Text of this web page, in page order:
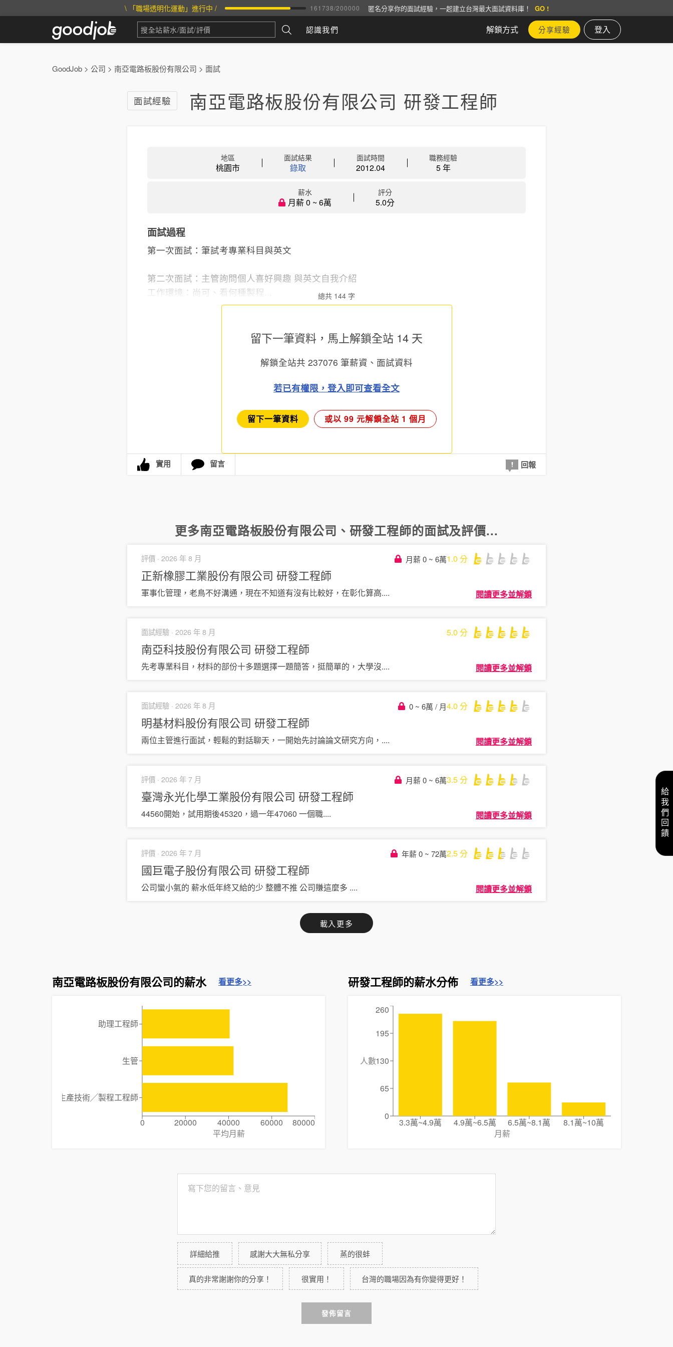
\ 「職場透明化運動」進行中 / 161738/200000 匿名分享你的面試經驗，一起建立台灣最大面試資料庫！ GO !
認識我們 解鎖方式 分享經驗 登入
GoodJob > 公司 > 南亞電路板股份有限公司 > 面試
面試經驗 南亞電路板股份有限公司 研發工程師
地區
桃園市
面試結果
錄取
面試時間
2012.04
職務經驗
5 年
薪水
月薪 0 ~ 6萬
評分
5.0分
面試過程
第一次面試：筆試考專業科目與英文
第二次面試：主管詢問個人喜好興趣 與英文自我介紹
工作環境：尚可、看何種製程...
總共 144 字
留下一筆資料，馬上解鎖全站 14 天
解鎖全站共 237076 筆薪資、面試資料
若已有權限，登入即可查看全文
留下一筆資料 或以 99 元解鎖全站 1 個月
實用 留言 回報
更多南亞電路板股份有限公司 、 研發工程師的面試及評價...
評價 · 2026 年 8 月 月薪 0 ~ 6萬1.0 分
正新橡膠工業股份有限公司 研發工程師
軍事化管理，老鳥不好溝通，現在不知道有沒有比較好，在彰化算高.... 閱讀更多並解鎖
面試經驗 · 2026 年 8 月 5.0 分
南亞科技股份有限公司 研發工程師
先考專業科目，材料的部份十多題選擇一題簡答，挺簡單的，大學沒.... 閱讀更多並解鎖
面試經驗 · 2026 年 8 月 0 ~ 6萬 / 月4.0 分
明基材料股份有限公司 研發工程師
兩位主管進行面試，輕鬆的對話聊天，一開始先討論論文研究方向， .... 閱讀更多並解鎖
評價 · 2026 年 7 月 月薪 0 ~ 6萬3.5分
臺灣永光化學工業股份有限公司 研發工程師
44560開始，試用期後45320，過一年47060 一個職.... 閱讀更多並解鎖
評價 · 2026 年 7 月 年薪 0 ~ 72萬2.5分
國巨電子股份有限公司 研發工程師
公司蠻小氣的 薪水低年終又給的少 整體不推 公司賺這麼多 .... 閱讀更多並解鎖
載入更多
南亞電路板股份有限公司的薪水 看更多>>
0 20000 40000 60000
80000
平均月薪
助理工程師
生管
生產技術╱製程工程師
研發工程師的薪水分佈 看更多>>
3.3萬~4.9萬 4.9萬~6.5萬 6.5萬~8.1萬
8.1萬~10萬
月薪
0
65
130
195
260
人數
詳細給推 感謝大大無私分享 蒸的很蚌
真的非常謝謝你的分享！ 很實用！ 台灣的職場因為有你變得更好！
發佈留言
給我們回饋